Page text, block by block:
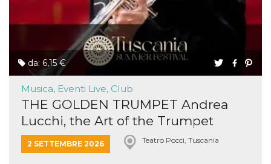
da: 6,15 €
Musica, Eventi Live, Club
THE GOLDEN TRUMPET Andrea
Lucchi, the Art of the Trumpet
2 SETTEMBRE 2026 Teatro Pocci, Tuscania